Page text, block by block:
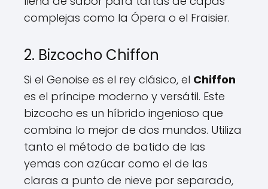
complejas como la Ópera o el Fraisier.
2. Bizcocho Chiffon
Si el Genoise es el rey clásico, el Chiffon
es el príncipe moderno y versátil. Este
bizcocho es un híbrido ingenioso que
combina lo mejor de dos mundos. Utiliza
tanto el método de batido de las
yemas con azúcar como el de las
claras a punto de nieve por separado,